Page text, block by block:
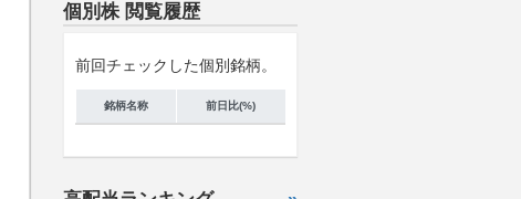
個別株 閲覧履歴
前回チェックした個別銘柄。
銘柄名称 前日比(%)